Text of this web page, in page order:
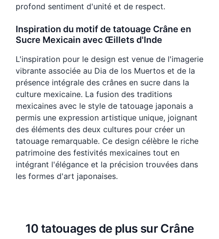
profond sentiment d'unité et de respect.
Inspiration du motif de tatouage Crâne en
Sucre Mexicain avec Œillets d'Inde
L'inspiration pour le design est venue de l'imagerie
vibrante associée au Dia de los Muertos et de la
présence intégrale des crânes en sucre dans la
culture mexicaine. La fusion des traditions
mexicaines avec le style de tatouage japonais a
permis une expression artistique unique, joignant
des éléments des deux cultures pour créer un
tatouage remarquable. Ce design célèbre le riche
patrimoine des festivités mexicaines tout en
intégrant l'élégance et la précision trouvées dans
les formes d'art japonaises.
10 tatouages de plus sur Crâne